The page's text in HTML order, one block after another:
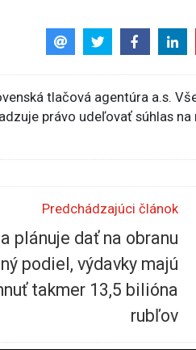
tlačová agentúra a.s.
právo udeľovať súhlas
Predchádzajúci článok
plánuje dať na obranu
podiel, výdavky majú
takmer 13,5 bilióna
rubľov